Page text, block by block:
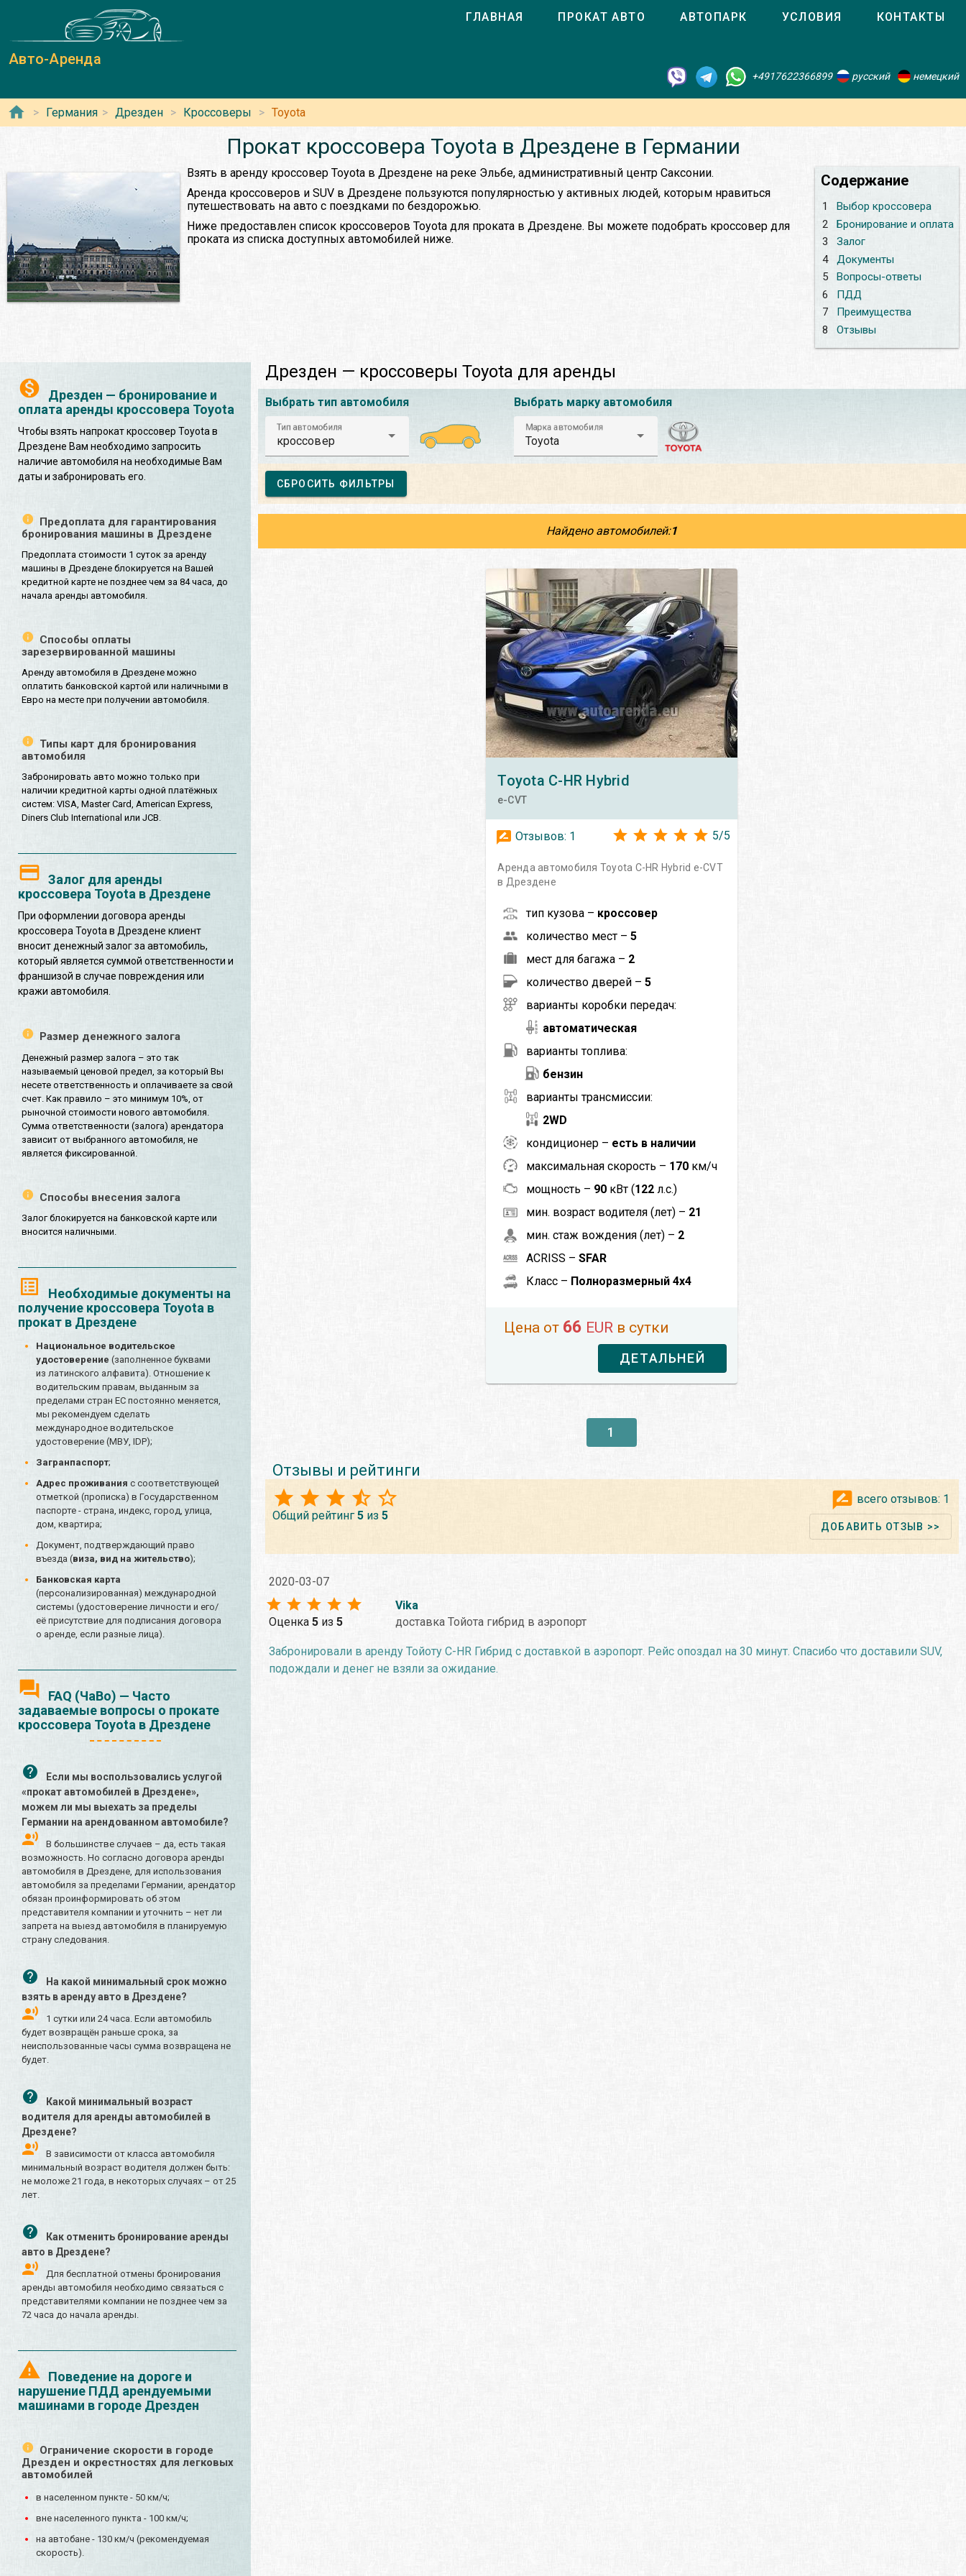
Авто-Аренда
ГЛАВНАЯ ПРОКАТ АВТО АВТОПАРК УСЛОВИЯ КОНТАКТЫ
+4917622366899 русский немецкий
Германия Дрезден Кроссоверы Toyota
Прокат кроссовера Toyota в Дрездене в Германии
Содержание
1
Выбор кроссовера
2
Бронирование и оплата
3
Залог
4
Документы
5
Вопросы-ответы
6
ПДД
7
Преимущества
8
Отзывы
Взять в аренду кроссовер Toyota в Дрездене на реке Эльбе, административный центр Саксонии.
Аренда кроссоверов и SUV в Дрездене пользуются популярностью у активных людей, которым нравиться
путешествовать на авто с поездками по бездорожью.
Ниже предоставлен список кроссоверов Toyota для проката в Дрездене. Вы можете подобрать кроссовер для
проката из списка доступных автомобилей ниже.
Дрезден — бронирование и
оплата аренды кроссовера Toyota
Чтобы взять напрокат кроссовер Toyota в
Дрездене Вам необходимо запросить
наличие автомобиля на необходимые Вам
даты и забронировать его.
Предоплата для гарантирования
бронирования машины в Дрездене
Предоплата стоимости 1 суток за аренду
машины в Дрездене блокируется на Вашей
кредитной карте не позднее чем за 84 часа, до
начала аренды автомобиля.
Способы оплаты
зарезервированной машины
Аренду автомобиля в Дрездене можно
оплатить банковской картой или наличными в
Евро на месте при получении автомобиля.
Типы карт для бронирования
автомобиля
Забронировать авто можно только при
наличии кредитной карты одной платёжных
систем: VISA, Master Card, American Express,
Diners Club International или JCB.
Залог для аренды
кроссовера Toyota в Дрездене
При оформлении договора аренды
кроссовера Toyota в Дрездене клиент
вносит денежный залог за автомобиль,
который является суммой ответственности и
франшизой в случае повреждения или
кражи автомобиля.
Размер денежного залога
Денежный размер залога – это так
называемый ценовой предел, за который Вы
несете ответственность и оплачиваете за свой
счет. Как правило – это минимум 10%, от
рыночной стоимости нового автомобиля.
Сумма ответственности (залога) арендатора
зависит от выбранного автомобиля, не
является фиксированной.
Способы внесения залога
Залог блокируется на банковской карте или
вносится наличными.
Необходимые документы на
получение кроссовера Toyota в
прокат в Дрездене
Национальное водительское
удостоверение (заполненное буквами
из латинского алфавита). Отношение к
водительским правам, выданным за
пределами стран ЕС постоянно меняется,
мы рекомендуем сделать
международное водительское
удостоверение (МВУ, IDP);
Загранпаспорт;
Адрес проживания с соответствующей
отметкой (прописка) в Государственном
паспорте - страна, индекс, город, улица,
дом, квартира;
Документ, подтверждающий право
въезда (виза, вид на жительство);
Банковская карта
(персонализированная) международной
системы (удостоверение личности и его/
её присутствие для подписания договора
о аренде, если разные лица).
FAQ (ЧаВо) — Часто
задаваемые вопросы о прокате
кроссовера Toyota в Дрездене
Если мы воспользовались услугой
«прокат автомобилей в Дрездене»,
можем ли мы выехать за пределы
Германии на арендованном автомобиле?
В большинстве случаев – да, есть такая
возможность. Но согласно договора аренды
автомобиля в Дрездене, для использования
автомобиля за пределами Германии, арендатор
обязан проинформировать об этом
представителя компании и уточнить – нет ли
запрета на выезд автомобиля в планируемую
страну следования.
На какой минимальный срок можно
взять в аренду авто в Дрездене?
1 сутки или 24 часа. Если автомобиль
будет возвращён раньше срока, за
неиспользованные часы сумма возвращена не
будет.
Какой минимальный возраст
водителя для аренды автомобилей в
Дрездене?
В зависимости от класса автомобиля
минимальный возраст водителя должен быть:
не моложе 21 года, в некоторых случаях – от 25
лет.
Как отменить бронирование аренды
авто в Дрездене?
Для бесплатной отмены бронирования
аренды автомобиля необходимо связаться с
представителями компании не позднее чем за
72 часа до начала аренды.
Поведение на дороге и
нарушение ПДД арендуемыми
машинами в городе Дрезден
Ограничение скорости в городе
Дрезден и окрестностях для легковых
автомобилей
в населенном пункте - 50 км/ч;
вне населенного пункта - 100 км/ч;
на автобане - 130 км/ч (рекомендуемая
скорость).
Дрезден — кроссоверы Toyota для аренды
Выбрать тип автомобиля
Тип автомобиля
кроссовер
Выбрать марку автомобиля
Марка автомобиля
Toyota
СБРОСИТЬ ФИЛЬТРЫ
Найдено автомобилей:1
Toyota C-HR Hybrid
e-CVT
Отзывов: 1 5/5
Аренда автомобиля Toyota C-HR Hybrid e-CVT
в Дрездене
тип кузова – кроссовер
количество мест –5
мест для багажа – 2
количество дверей –5
варианты коробки передач:
автоматическая
варианты топлива:
бензин
варианты трансмиссии:
2WD
кондиционер – есть в наличии
максимальная скорость – 170 км/ч
мощность – 90 кВт (122 л.с.)
мин. возраст водителя (лет) – 21
мин. стаж вождения (лет) – 2
ACRISS –SFAR
Класс – Полноразмерный 4x4
Цена от 66 EUR в сутки
ДЕТАЛЬНЕЙ
1
Отзывы и рейтинги
Общий рейтинг 5из 5
всего отзывов: 1
ДОБАВИТЬ ОТЗЫВ >>
2020-03-07
Оценка 5из 5
Vika
доставка Тойота гибрид в аэропорт
Забронировали в аренду Тойоту C-HR Гибрид с доставкой в аэропорт. Рейс опоздал на 30 минут. Спасибо что доставили SUV,
подождали и денег не взяли за ожидание.